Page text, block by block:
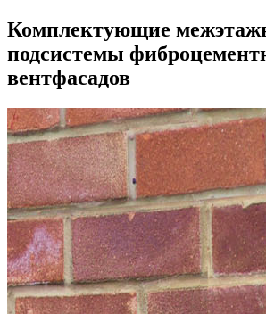
Комплектующие
подсистемы
вентфасадов